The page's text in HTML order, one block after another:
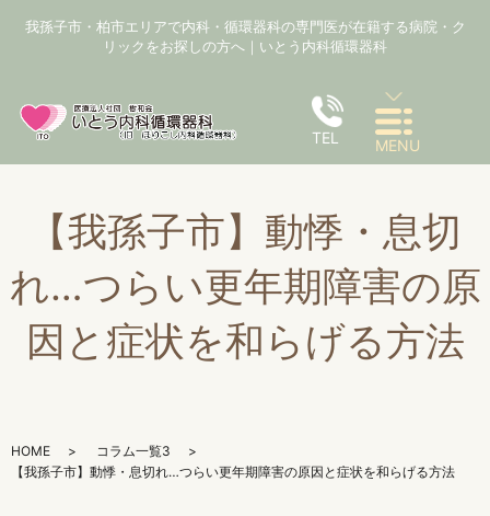
我孫子市・柏市エリアで内科・循環器科の専門医が在籍する病院・ク
リックをお探しの方へ｜いとう内科循環器科
TEL MENU
【我孫子市】動悸・息切
れ…つらい更年期障害の原
因と症状を和らげる方法
HOME
コラム一覧3
【我孫子市】動悸・息切れ…つらい更年期障害の原因と症状を和らげる方法